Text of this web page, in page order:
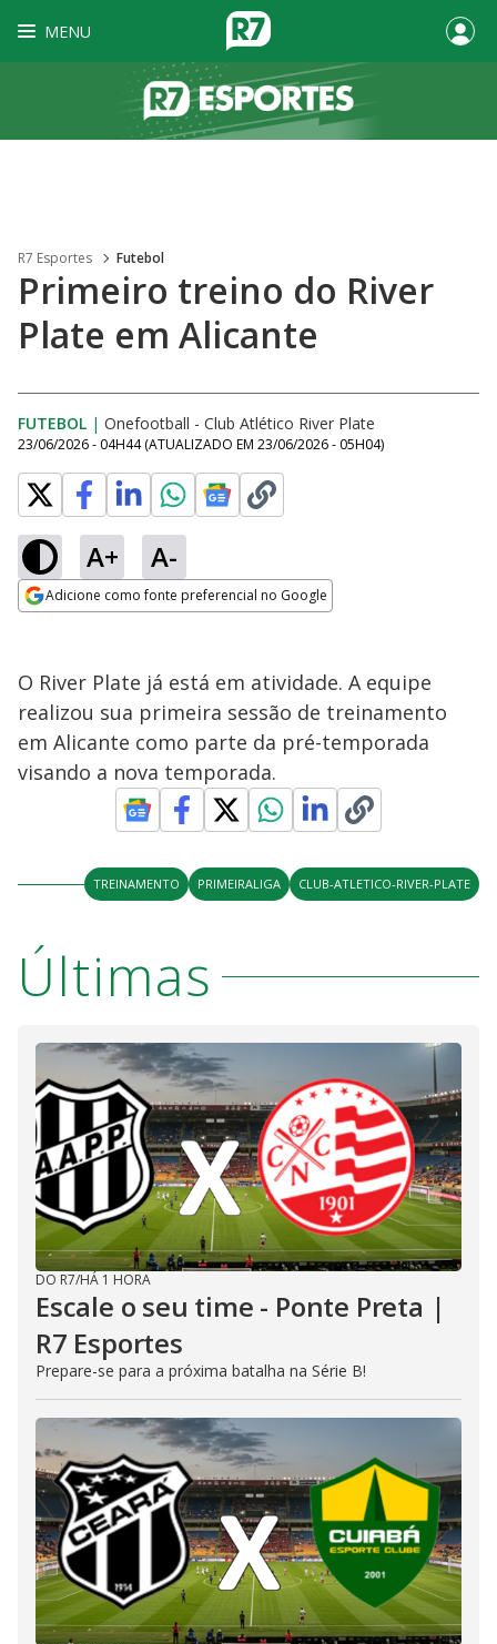
MENU
R7 Esportes Futebol
Primeiro treino do River
Plate em Alicante
FUTEBOL | Onefootball - Club Atlético River Plate
23/06/2026 - 04H44 (ATUALIZADO EM 23/06/2026 - 05H04)
A+ A-
Adicione como fonte preferencial no Google
O River Plate já está em atividade. A equipe
realizou sua primeira sessão de treinamento
em Alicante como parte da pré-temporada
visando a nova temporada.
TREINAMENTO PRIMEIRALIGA CLUB-ATLETICO-RIVER-PLATE
Últimas
DO R7/HÁ 1 HORA
Escale o seu time - Ponte Preta |
R7 Esportes
Prepare-se para a próxima batalha na Série B!